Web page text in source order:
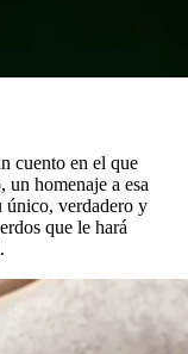
cuento en el que
un homenaje a esa
único, verdadero y
que le hará